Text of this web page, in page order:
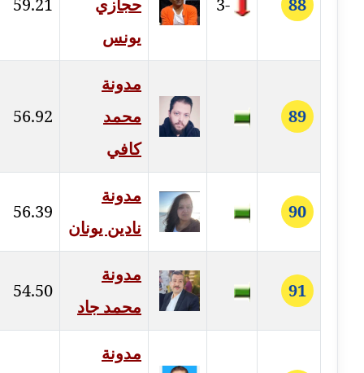
عاملة
مدونة عزة الأمير
عاملة
مدونة عطا الله حسب الله
مدونة عفاف حسين
عاملة
يونس
89
مدونة
محمد
كافي
56.92
90
مدونة
نادين يونان
56.39
91
مدونة
محمد جاد
54.50
مدونة